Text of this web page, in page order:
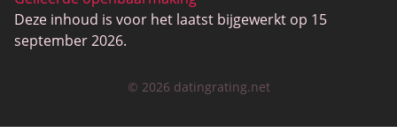
Deze inhoud is voor het laatst bijgewerkt op 15
september 2026.
© 2026 datingrating.net